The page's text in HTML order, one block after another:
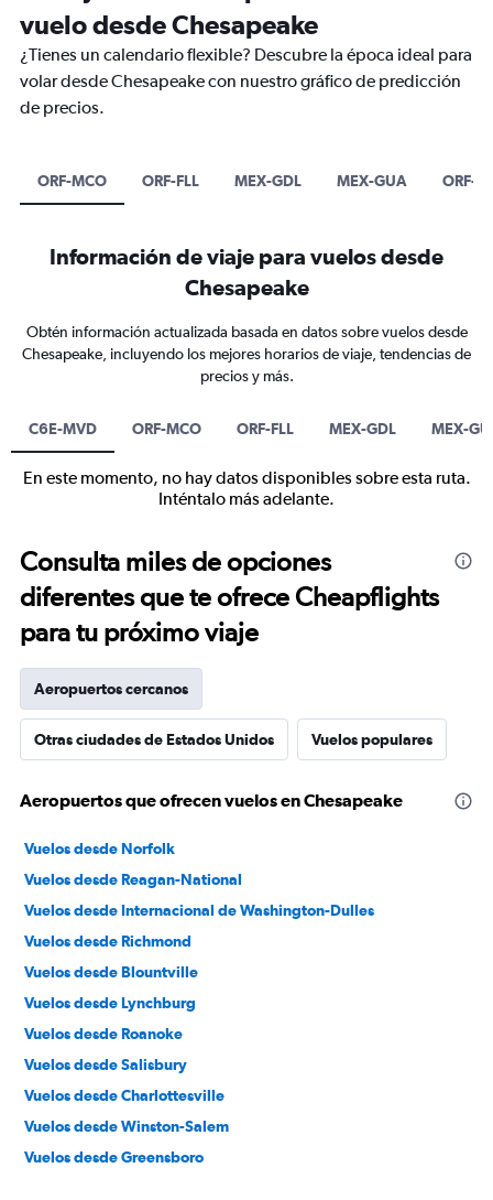
vuelo desde Chesapeake
¿Tienes un calendario flexible? Descubre la época ideal para
volar desde Chesapeake con nuestro gráfico de predicción
de precios.
ORF-MCO ORF-FLL MEX-GDL MEX-GUA ORF-
Información de viaje para vuelos desde
Chesapeake
Obtén información actualizada basada en datos sobre vuelos desde
Chesapeake, incluyendo los mejores horarios de viaje, tendencias de
precios y más.
C6E-MVD ORF-MCO ORF-FLL MEX-GDL MEX-
En este momento, no hay datos disponibles sobre esta ruta.
Inténtalo más adelante.
Consulta miles de opciones
diferentes que te ofrece Cheapflights
para tu próximo viaje
Aeropuertos cercanos
Otras ciudades de Estados Unidos Vuelos populares
Aeropuertos que ofrecen vuelos en Chesapeake
Vuelos desde Norfolk
Vuelos desde Reagan-National
Vuelos desde Internacional de Washington-Dulles
Vuelos desde Richmond
Vuelos desde Blountville
Vuelos desde Lynchburg
Vuelos desde Roanoke
Vuelos desde Salisbury
Vuelos desde Charlottesville
Vuelos desde Winston-Salem
Vuelos desde Greensboro